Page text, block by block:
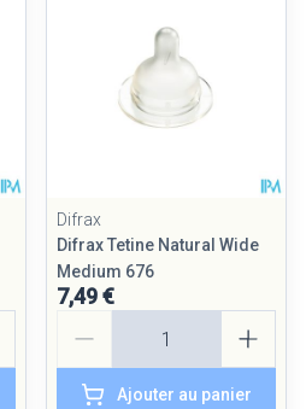
Difrax
Difrax Tetine Natural Wide
Medium 676
7,49 €
Ajouter au panier